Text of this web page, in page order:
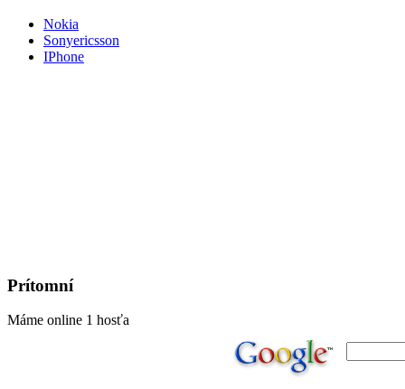
Nokia
Sonyericsson
IPhone
Prítomní
Máme online 1 hosťa